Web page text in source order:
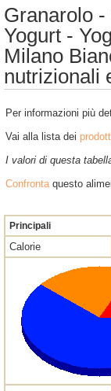
Granarolo
Yogurt -
Milano
nutrizionali
Per informazioni più
Vai alla lista dei
I valori di questa
Confrontaquesto
Principali
Calorie